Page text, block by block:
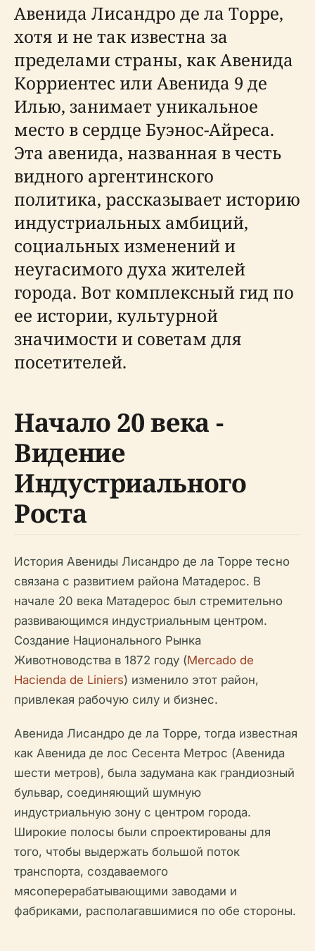
Авенидa Лисандро де ла Торре,
хотя и не так известна за
пределами страны, как Авенидa
Корриентес или Авенидa 9 де
Илью, занимает уникальное
место в сердце Буэнос-Айреса.
Эта авенидa, названная в честь
видного аргентинского
политика, рассказывает историю
индустриальных амбиций,
социальных изменений и
неугасимого духа жителей
города. Вот комплексный гид по
ее истории, культурной
значимости и советам для
посетителей.
Начало 20 века -
Видение
Индустриального
Роста
История Авениды Лисандро де ла Торре тесно
связана с развитием района Матадерос. В
начале 20 века Матадерос был стремительно
развивающимся индустриальным центром.
Создание Национального Рынка
Животноводства в 1872 году (Mercado de
Hacienda de Liniers) изменило этот район,
привлекая рабочую силу и бизнес.
Авенидa Лисандро де ла Торре, тогда известная
как Авенидa де лос Сесента Метрос (Авенидa
шести метров), была задумана как грандиозный
бульвар, соединяющий шумную
индустриальную зону с центром города.
Широкие полосы были спроектированы для
того, чтобы выдержать большой поток
транспорта, создаваемого
мясоперерабатывающими заводами и
фабриками, располагавшимися по обе стороны.